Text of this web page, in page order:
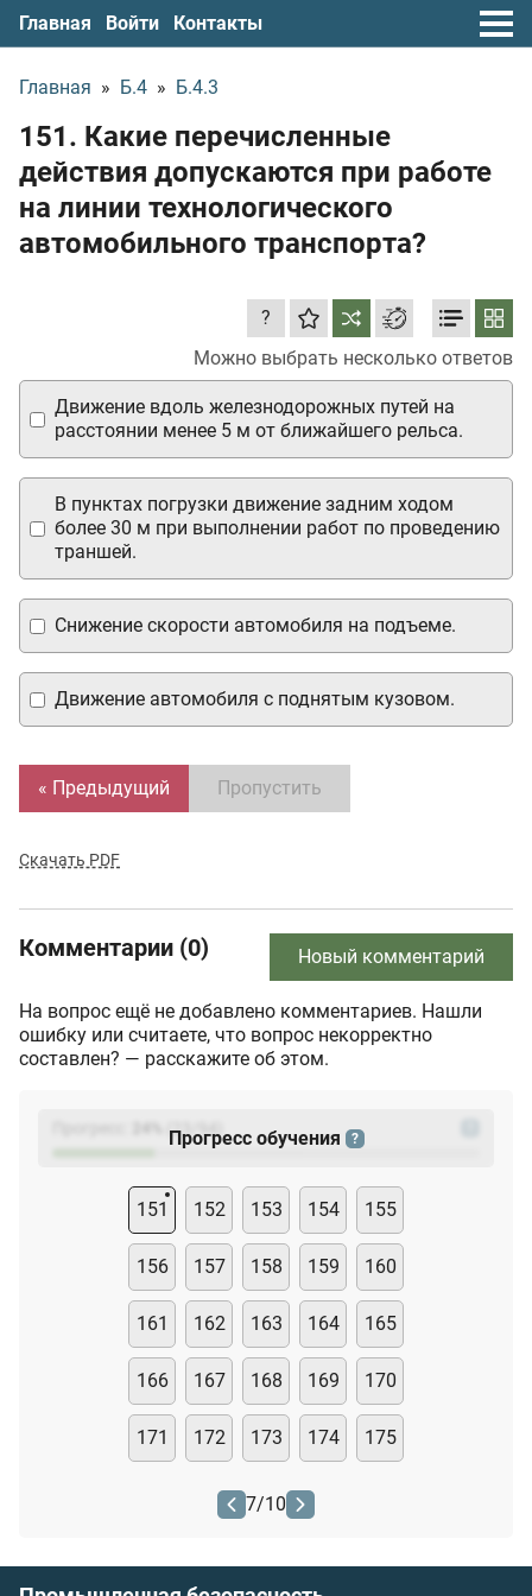
Главная Войти Контакты
Главная » Б.4 » Б.4.3
151. Какие перечисленные
действия допускаются при работе
на линии технологического
автомобильного транспорта?
Можно выбрать несколько ответов
?
Движение вдоль железнодорожных путей на
расстоянии менее 5 м от ближайшего рельса.
Движение автомобиля с поднятым кузовом.
В пунктах погрузки движение задним ходом
более 30 м при выполнении работ по проведению
траншей.
Снижение скорости автомобиля на подъеме.
« Предыдущий Пропустить
Скачать PDF
Комментарии (0) Новый комментарий
На вопрос ещё не добавлено комментариев. Нашли
ошибку или считаете, что вопрос некорректно
составлен? — расскажите об этом.
(23
Прогресс обучения ?
151 152 153 154 155
156 157 158 159 160
161 162 163 164 165
166 167 168 169 170
171 172 173 174 175
7/10